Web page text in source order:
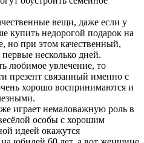
вещи, даже если у
купить недорогой подарок на
но при этом качественный,
несколько дней.
любимое увлечение, то
презент связанный именно с
хорошо воспринимаются и
играет немаловажную роль в
особы с хорошим
идеей окажутся